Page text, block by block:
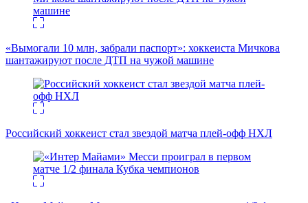
«Вымогали 10 млн, забрали паспорт»: хоккеиста Мичкова
шантажируют после ДТП на чужой машине
Российский хоккеист стал звездой матча плей-офф НХЛ